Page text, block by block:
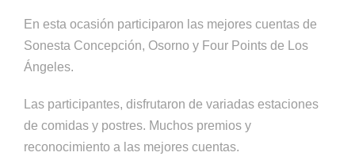
En esta ocasión participaron las mejores cuentas de
Sonesta Concepción, Osorno y Four Points de Los
Ángeles.
Las participantes, disfrutaron de variadas estaciones
de comidas y postres. Muchos premios y
reconocimiento a las mejores cuentas.